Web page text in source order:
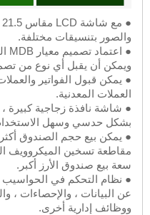
والصور بتنسيقات مختلفة.
ويمكن أن يقبل أي نوع من
● يمكن قبول الفواتير
العملات المعدنية.
● شاشة نافذة زجاجية كبيرة
بشكل حدسي وسهل
● يمكن بيع حجم الصندوق
مقاطعة تسخين الميكروويف
سعة بيع صندوق الأرز أكبر.
● نظام التحكم في
عن البيانات ، والإحصاءات ،
ووظائف إدارية أخرى.